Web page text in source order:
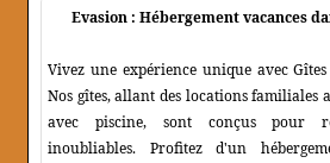
Evasion : Hébergement vacances
Vivez une expérience unique avec
Nos gîtes, allant des locations familiales
avec piscine, sont conçus pour
inoubliables. Profitez d'un